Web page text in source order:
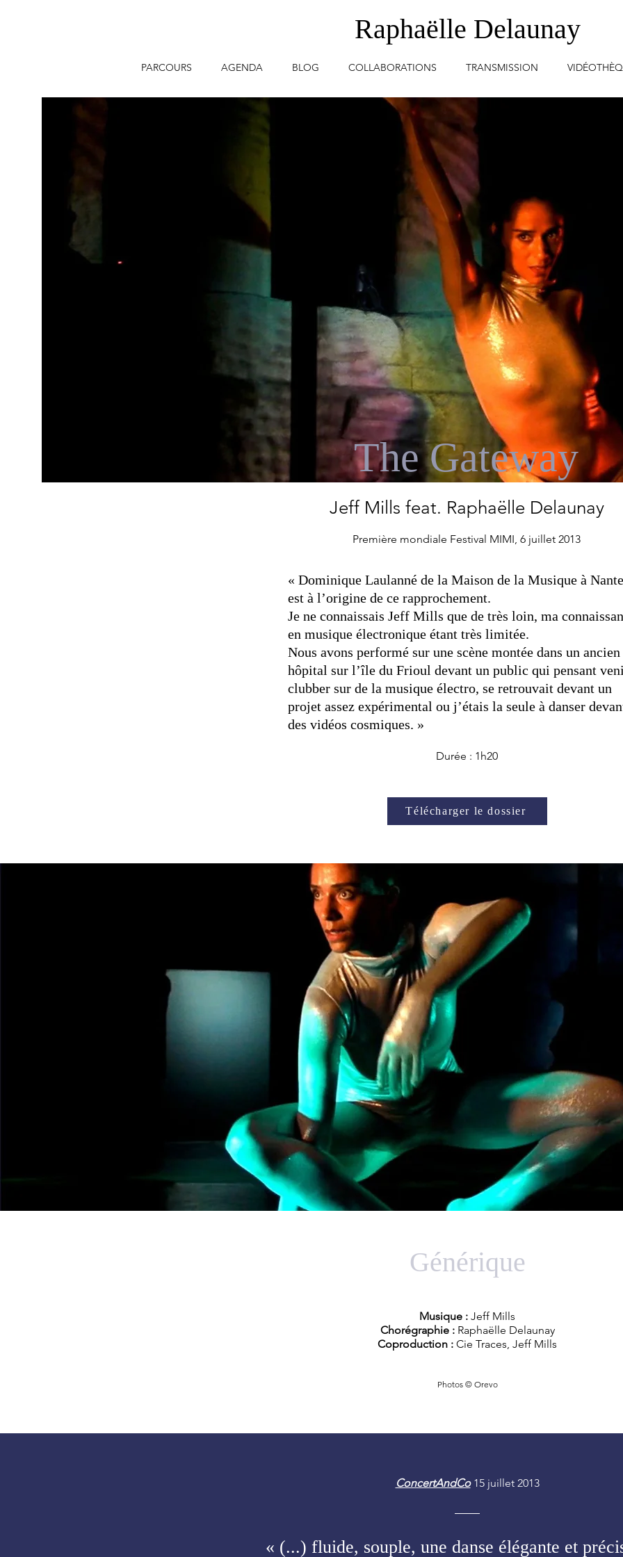
Raphaëlle Delaunay
PARCOURS AGENDA BLOG COLLABORATIONS TRANSMISSION
The Gateway
Jeff Mills feat. Raphaëlle Del aunay
Première mondiale Festival MIMI, 6 juillet 2013
« Dominique Laulanné de la Maison de la Musique à
est à l’origine de ce rapprochement.
Je ne connaissais Jeff Mills que de très loin, ma
en musique électronique étant très limitée.
Nous avons performé sur une scène montée dans un ancien
hôpital sur l’île du Frioul devant un public qui pensant
clubber sur de la musique électro, se retrouvait devant un
projet assez expérimental ou j’étais la seule à danser
des vidéos cosmiques. »
Durée : 1h20
Télécharger le dossier
Générique
Musique : Jeff Mills
Chorégraphie : Raphaëlle Delaunay
Coproduction : Cie Traces, Jeff Mills
Photos © Orevo
ConcertAndCo15 juillet 2013
« (...) fluide, souple, une danse élégante et